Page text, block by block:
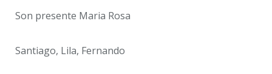
Son presente Maria Rosa
Santiago, Lila, Fernando